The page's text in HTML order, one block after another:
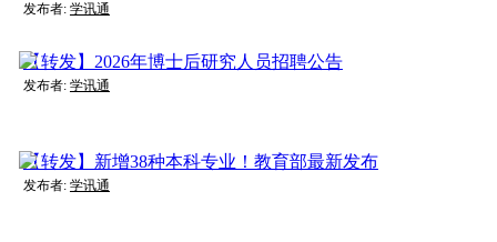
发布者: 学讯通
【转发】2026年博士后研究人员招聘公告
发布者: 学讯通
【转发】新增38种本科专业！教育部最新发布
发布者: 学讯通